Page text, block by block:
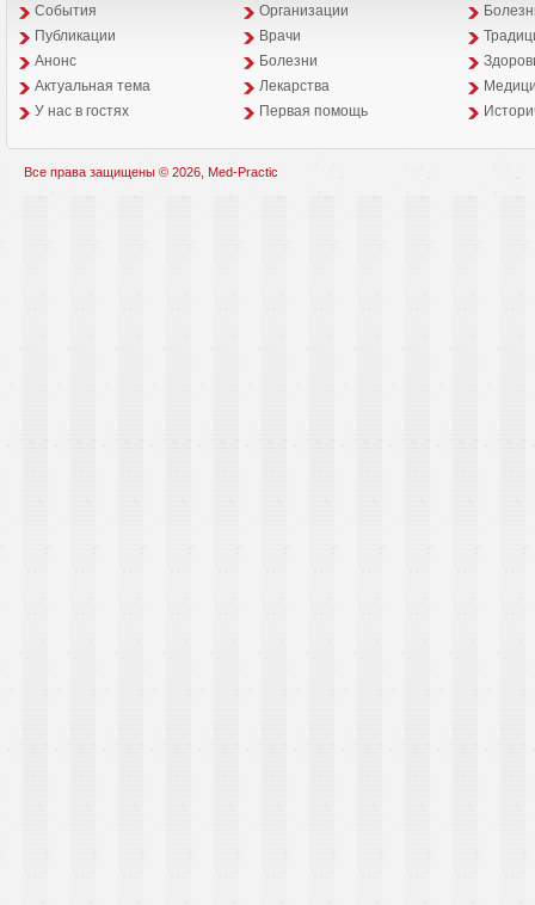
События Организации
Публикации
Врачи
Анонс
Болезни
Aктуальная тема
Лекарства
У нас в гостях
Первая помощь
Все права защищены © 2026, Med-Practic